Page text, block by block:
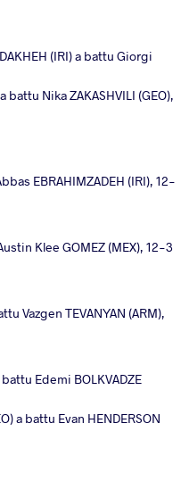
(IRI) a battu Giorgi
battu Nika ZAKASHVILI (GEO),
EBRAHIMZADEH (IRI), 12-
Klee GOMEZ (MEX), 12-3
Vazgen TEVANYAN (ARM),
battu Edemi BOLKVADZE
a battu Evan HENDERSON